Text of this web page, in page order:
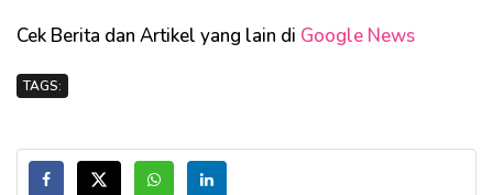
Cek Berita dan Artikel yang lain di Google News
TAGS: